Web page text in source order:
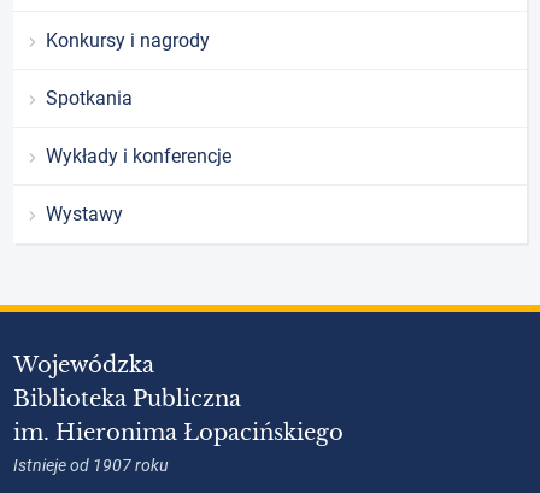
Konkursy i nagrody
Spotkania
Wykłady i konferencje
Wystawy
Wojewódzka
Biblioteka Publiczna
im. Hieronima Łopacińskiego
Istnieje od 1907 roku